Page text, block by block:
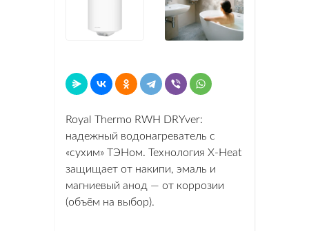
Royal Thermo RWH DRYver:
надежный водонагреватель с
«сухим» ТЭНом. Технология X-Heat
защищает от накипи, эмаль и
магниевый анод — от коррозии
(объём на выбор).